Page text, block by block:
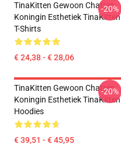
TinaKitten Gewoon Chatten
Koningin Esthetiek TinaKitten
T-Shirts
€ 24,38 - € 28,06
-20%
TinaKitten Gewoon Chatten
Koningin Esthetiek TinaKitten
Hoodies
€ 39,51 - € 45,95
-20%